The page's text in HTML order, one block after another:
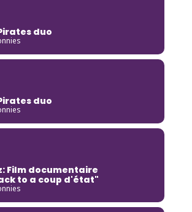
duo
duo
Film documentaire
to a coup d'état"